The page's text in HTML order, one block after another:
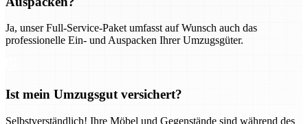
Ja, unser Full-Service-Paket umfasst auf Wunsch auch das
professionelle Ein- und Auspacken Ihrer Umzugsgüter.
Ist mein Umzugsgut versichert?
Selbstverständlich! Ihre Möbel und Gegenstände sind während des